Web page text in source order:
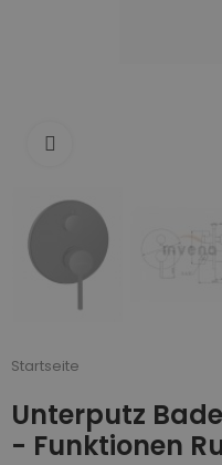
Startseite
Unterputz
- Funktionen